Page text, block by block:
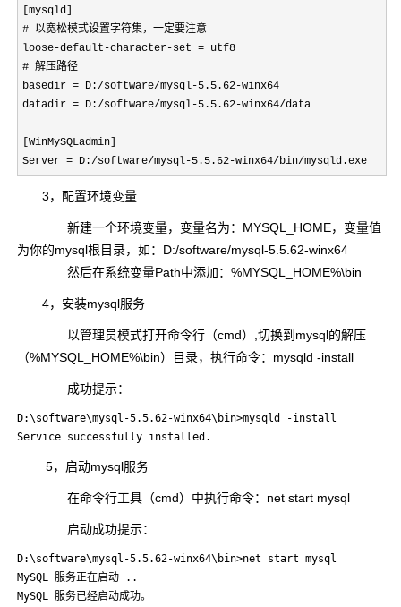
[mysqld]
# 以宽松模式设置字符集，一定要注意
loose-default-character-set = utf8
# 解压路径
basedir = D:/software/mysql-5.5.62-winx64
datadir = D:/software/mysql-5.5.62-winx64/data
[WinMySQLadmin]
Server = D:/software/mysql-5.5.62-winx64/bin/mysqld.exe
3，配置环境变量
新建一个环境变量，变量名为：MYSQL_HOME，变量值
为你的mysql根目录，如：D:/software/mysql-5.5.62-winx64
然后在系统变量Path中添加：%MYSQL_HOME%\bin
4，安装mysql服务
以管理员模式打开命令行（cmd）,切换到mysql的解压
（%MYSQL_HOME%\bin）目录，执行命令：mysqld -install
成功提示：
D:\software\mysql-5.5.62-winx64\bin>mysqld -install
5，启动mysql服务
在命令行工具（cmd）中执行命令：net start mysql
启动成功提示：
D:\software\mysql-5.5.62-winx64\bin>net start mysql
MySQL 服务正在启动 ..